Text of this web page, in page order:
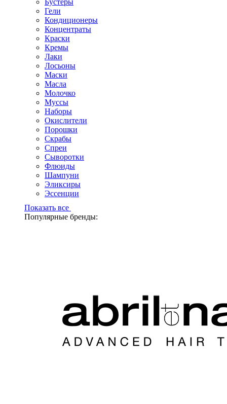
Бустеры
Гели
Кондиционеры
Концентраты
Краски
Кремы
Лаки
Лосьоны
Маски
Масла
Молочко
Муссы
Наборы
Окислители
Порошки
Скрабы
Спреи
Сыворотки
Флюиды
Шампуни
Эликсиры
Эссенции
Показать все
Популярные бренды: